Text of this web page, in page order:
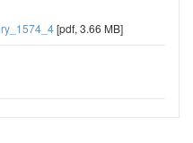
[pdf, 3.66 MB]